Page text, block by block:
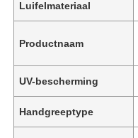
Luifelmateriaal
Productnaam
UV-bescherming
Handgreeptype